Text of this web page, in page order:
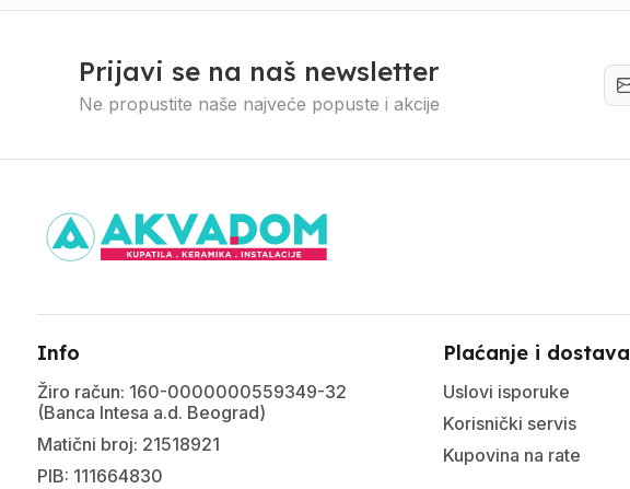
Prijavi se na naš newsletter
Ne propustite naše najveće popuste i akcije
Info
Žiro račun: 160-0000000559349-32
(Banca Intesa a.d. Beograd)
Matični broj: 21518921
PIB: 111664830
Plaćanje i dostava
Uslovi isporuke
Korisnički servis
Kupovina na rate